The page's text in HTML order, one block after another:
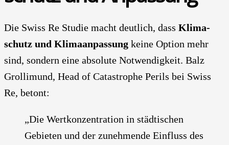
Die Swiss Re Stu­die macht deut­lich, dass Kli­ma­
schutz und Kli­ma­an­pas­sung kei­ne Opti­on mehr
sind, son­dern eine abso­lu­te Not­wen­dig­keit. Balz
Grol­li­mund, Head of Cata­stro­phe Peri­ls bei Swiss
Re, betont:
„Die Wert­kon­zen­tra­ti­on in städ­ti­schen
Gebie­ten und der zuneh­men­de Ein­fluss des